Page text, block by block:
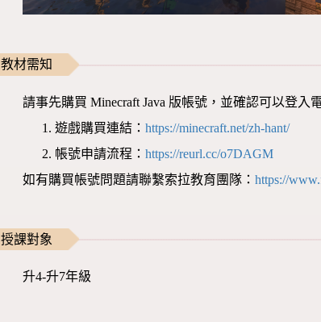
教材需知
請事先購買 Minecraft Java 版帳號，並確認可以登入
遊戲購買連結：https://minecraft.net/zh-hant/
帳號申請流程：https://reurl.cc/o7DAGM
如有購買帳號問題請聯繫索拉教育團隊：https://
授課對象
升4-升7年級